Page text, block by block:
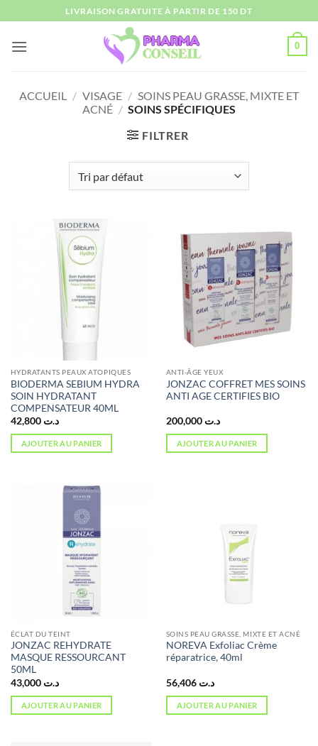
au
contenu
LIVRAISON GRATUITE À PARTIR DE 150 DT
0
ACCUEIL / VISAGE / SOINS PEAU GRASSE, MIXTE ET
ACNÉ / SOINS SPÉCIFIQUES
FILTRER
HYDRATANTS PEAUX ATOPIQUES
BIODERMA SEBIUM HYDRA
SOIN HYDRATANT
COMPENSATEUR 40ML
د.ت 42,800
AJOUTER AU PANIER
ANTI-ÂGE YEUX
JONZAC COFFRET MES SOINS
ANTI AGE CERTIFIES BIO
د.ت 200,000
AJOUTER AU PANIER
ÉCLAT DU TEINT
JONZAC REHYDRATE
MASQUE RESSOURCANT
50ML
د.ت 43,000
AJOUTER AU PANIER
SOINS PEAU GRASSE, MIXTE ET ACNÉ
NOREVA Exfoliac Crème
réparatrice, 40ml
د.ت 56,406
AJOUTER AU PANIER